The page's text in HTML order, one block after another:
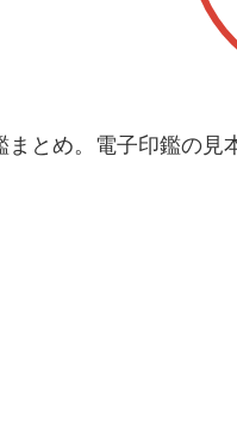
まとめ。電子印鑑の見